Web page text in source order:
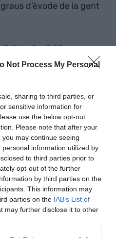
Not Process My Personal
sharing to third parties, or
sensitive information for
use the below opt-out
Please note that after your
may continue seeing
information utilized by
to third parties prior to
opt-out of the further
by third parties on the
This information may
parties on the IAB’s List of
may further disclose it to other
d’èxode de la gent
del 'top-
una presència
Al Regne Unit el
Suïssa, que destaca en
i disponibilitat de
dels Emirats
elsPaïsos Baixossón
amb bones posicions en
transnacional i
I separada pel Japó i
Estònia, que tanca en
destacades en